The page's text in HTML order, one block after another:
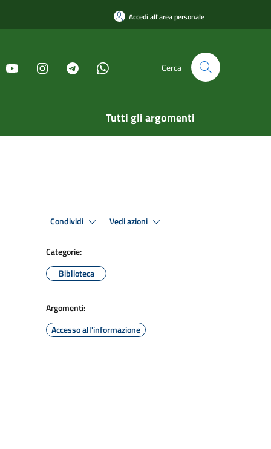
Accedi all'area personale
Cerca
Tutti gli argomenti
Condividi Vedi azioni
Categorie:
Biblioteca
Argomenti:
Accesso all'informazione